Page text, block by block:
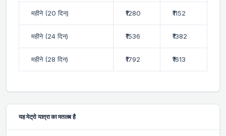
महीने (20 दिन) ₹1280 ₹1152
महीने (24 दिन) ₹1536 ₹1382
महीने (28 दिन) ₹1792 ₹1613
यह मेट्रो यात्रा का मतलब है